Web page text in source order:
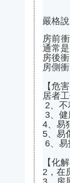
嚴格
房前
通常
房後
房側
【危
居者
2、不
3、健
4、易
5、易
6、易
【化
2，在